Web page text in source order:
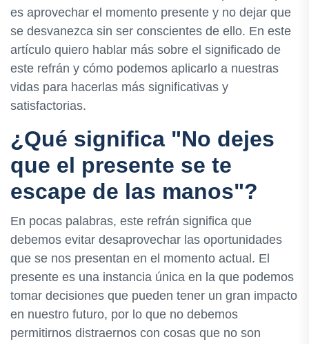
es aprovechar el momento presente y no dejar que
se desvanezca sin ser conscientes de ello. En este
artículo quiero hablar más sobre el significado de
este refrán y cómo podemos aplicarlo a nuestras
vidas para hacerlas más significativas y
satisfactorias.
¿Qué significa "No dejes
que el presente se te
escape de las manos"?
En pocas palabras, este refrán significa que
debemos evitar desaprovechar las oportunidades
que se nos presentan en el momento actual. El
presente es una instancia única en la que podemos
tomar decisiones que pueden tener un gran impacto
en nuestro futuro, por lo que no debemos
permitirnos distraernos con cosas que no son